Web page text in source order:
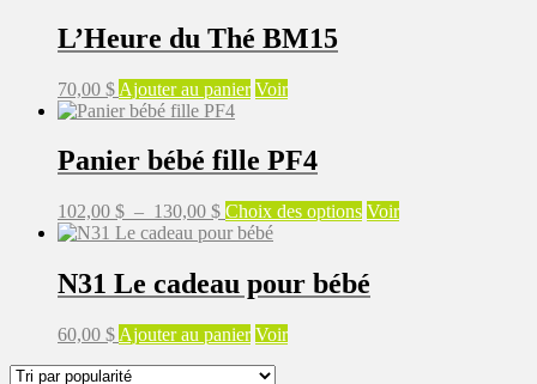
L’Heure du Thé BM15
70,00 $ Ajouter au panier Voir
Panier bébé fille PF4
102,00 $ – 130,00 $Plage
de
à
Choix des options Ce
plusieurs
variations.
Voir
N31 Le cadeau pour bébé
60,00 $ Ajouter au panier Voir